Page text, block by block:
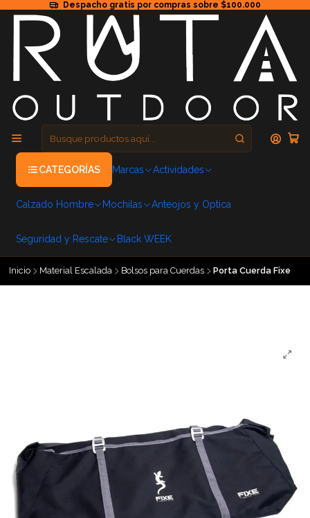
Despacho gratis por compras sobre $100.000
CATEGORÍAS Marcas Actividades
Calzado Hombre Mochilas Anteojos y Optica
Seguridad y Rescate Black WEEK
Inicio Material Escalada Bolsos para Cuerdas Porta Cuerda Fixe